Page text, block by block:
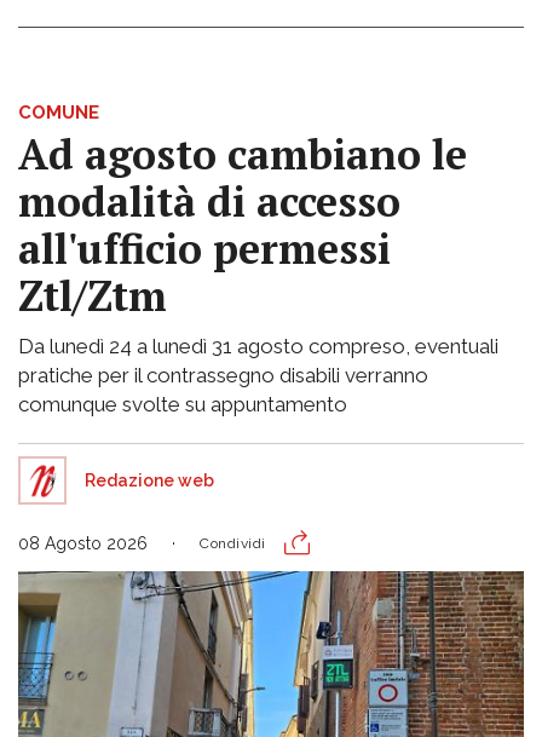
COMUNE
Ad agosto cambiano le
modalità di accesso
all'ufficio permessi
Ztl/Ztm
Da lunedì 24 a lunedì 31 agosto compreso, eventuali
pratiche per il contrassegno disabili verranno
comunque svolte su appuntamento
Redazione web
08 Agosto 2026 Condividi